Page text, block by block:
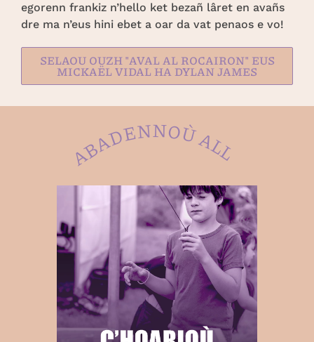
egorenn frankiz n’hello ket bezañ lâret en avañs
dre ma n’eus hini ebet a oar da vat penaos e vo!
SELAOU OUZH "AVAL AL ROCAIRON" EUS
MICKAËL VIDAL HA DYLAN JAMES
ABADENNOÙ ALL